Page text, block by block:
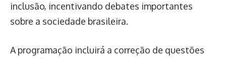
inclusão, incentivando debates importantes
sobre a sociedade brasileira.
A programação incluirá a correção de questões